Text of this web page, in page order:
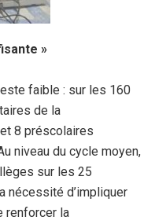
»
faible : sur les 160
de la
8 préscolaires
niveau du cycle moyen,
sur les 25
nécessité d’impliquer
renforcer la